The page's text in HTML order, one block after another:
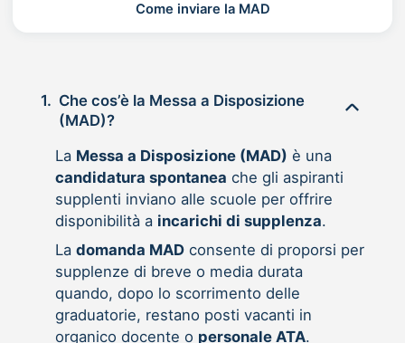
Come inviare la MAD
1. Che cos’è la Messa a Disposizione
(MAD)?
La Messa a Disposizione (MAD) è una
candidatura spontanea che gli aspiranti
supplenti inviano alle scuole per offrire
disponibilità a incarichi di supplenza.
La domanda MADconsente di proporsi per
supplenze di breve o media durata
quando, dopo lo scorrimento delle
graduatorie, restano posti vacanti in
organico docente o personale ATA.